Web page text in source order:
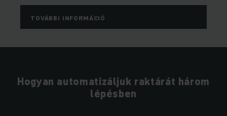
TOVÁBBI INFORMÁCIÓ
Hogyan automatizáljuk raktárát három
lépésben